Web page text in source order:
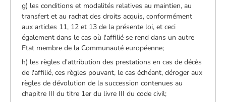
g) les conditions et modalités relatives au maintien, au
transfert et au rachat des droits acquis, conformément
aux articles 11, 12 et 13 de la présente loi, et ceci
également dans le cas où l'affilié se rend dans un autre
Etat membre de la Communauté européenne;
h) les règles d'attribution des prestations en cas de décès
de l'affilié, ces règles pouvant, le cas échéant, déroger aux
règles de dévolution de la succession contenues au
chapitre III du titre 1er du livre III du code civil;